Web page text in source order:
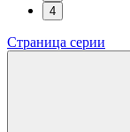
4
Страница серии